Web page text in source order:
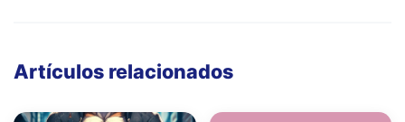
Artículos relacionados